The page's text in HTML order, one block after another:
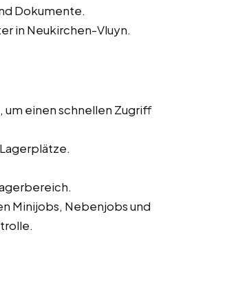
Dokumente.
in Neukirchen-Vluyn.
einen schnellen Zugriff
Minijobs, Nebenjobs und